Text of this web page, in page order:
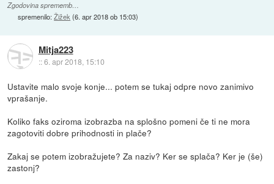
Zgodovina sprememb…
spremenilo:Žižek(6. apr 2018 ob 15:03)
Mitja223
::6. apr 2018, 15:10
Ustavite malo svoje konje... potem se tukaj odpre novo zanimivo
vprašanje.
Koliko faks oziroma izobrazba na splošno pomeni če ti ne mora
zagotoviti dobre prihodnosti in plače?
Zakaj se potem izobražujete? Za naziv? Ker se splača? Ker je (še)
zastonj?